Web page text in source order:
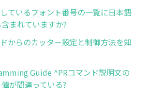
ているフォント番号の一覧に日本語
まれていますか?
からのカッター設定と制御方法を知
Guide ^PRコマンド説明文の
が間違っている?